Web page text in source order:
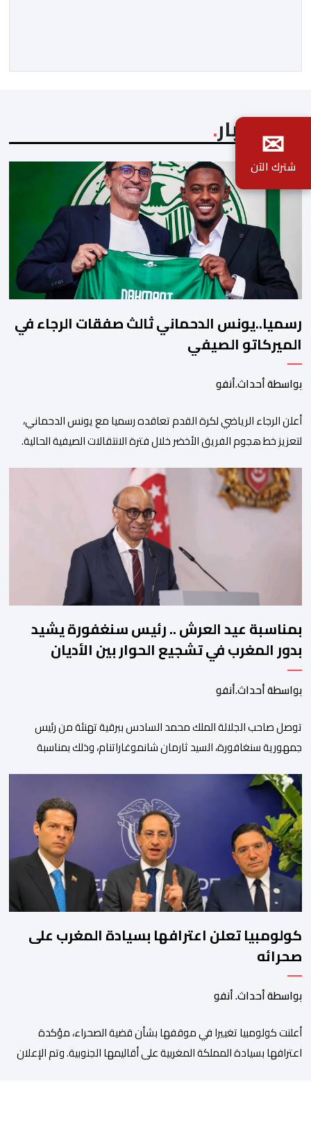
آخر الأخبار
رسميا..يونس الدحماني ثالث صفقات الرجاء في
الميركاتو الصيفي
بواسطة أحداث.أنفو
أعلن الرجاء الرياضي لكرة القدم تعاقده رسميا مع يونس الدحماني،
لتعزيز خط هجوم الفريق الأخضر خلال فترة الانتقالات الصيفية الحالية. ​
حيث يعول عليه الطاقم التقني للرجاء لتقديم الإضافة المرجوة في
المسابقات المحلية والقارية المقبلة. ​وجاء هذا التعاقد بعد أداء لافت
بمناسبة عيد العرش .. رئيس سنغفورة يشيد
بدور المغرب في تشجيع الحوار بين الأديان
بواسطة أحداث.أنفو
توصل صاحب الجلالة الملك محمد السادس ببرقية تهنئة من رئيس
جمهورية سنغافورة، السيد ثارمان شانموغاراتنام، وذلك بمناسبة
وأعرب السيد شانموغاراتنام، في هذه البرقية، باسم الشعب
السنغافوري، عن أحر تهانئه وأطيب متمنياته بموفور الصحة ومزيد من
التوفيق لجلالة الملك، وللشعب المغربي بمزيد من السلام والازدهار.
وأشاد الرئيس […]
كولومبيا تعلن اعترافها بسيادة المغرب على
صحرائه
بواسطة أحداث. أنفو
أعلنت كولومبيا تغييرا في موقفها بشأن قضية الصحراء، مؤكدة
اعترافها بسيادة المملكة المغربية على أقاليمها الجنوبية. وتم الإعلان
✉
شترك الآن